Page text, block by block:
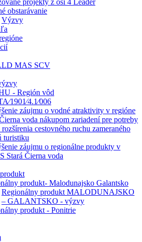
projekty z osi 4 Leader
obstarávanie
Výzvy
MAS SCV
- Región vôd
záujmu o vodné atraktivity v regióne
voda nákupom zariadení pre potreby
cestovného ruchu zameraného
turistiku
záujmu o regionálne produkty v
Stará Čierna voda
produkt- Malodunajsko Galantsko
Regionálny produkt MALODUNAJSKO
– GALANTSKO - výzvy
produkt - Ponitrie